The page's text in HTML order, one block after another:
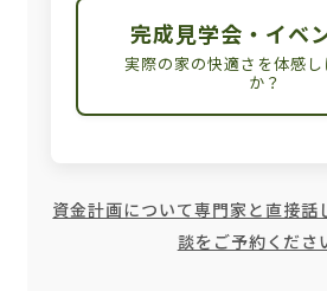
完成見学会・イベ
実際の家の快適さを体感
か？
資金計画について専門家と直接話
談をご予約くださ